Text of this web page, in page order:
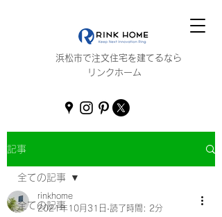
浜松市で注文住宅を建てるなら
リンクホーム
記事
全ての記事
全ての記事
rinkhome
2021年10月31日 読了時間: 2分